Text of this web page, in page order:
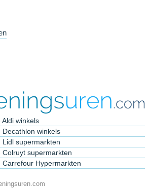
winkels
winkels
supermarkten
supermarkten
Hypermarkten